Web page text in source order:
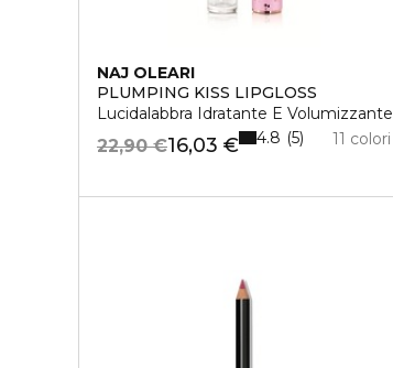
NAJ OLEARI
PLUMPING KISS LIPGLOSS
Lucidalabbra Idratante E Volumizzante
16,03 €
22,90 € 11 colori
4.8 5